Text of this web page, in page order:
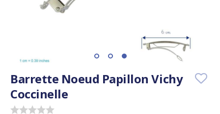
Barrette Noeud Papillon Vichy
Coccinelle